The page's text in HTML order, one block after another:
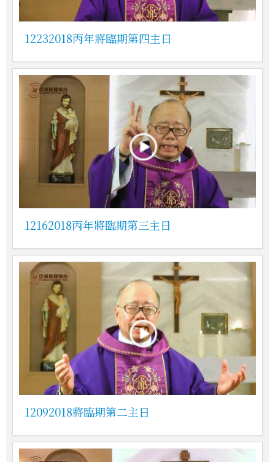
12232018丙年將臨期第四主日
12162018丙年將臨期第三主日
12092018將臨期第二主日